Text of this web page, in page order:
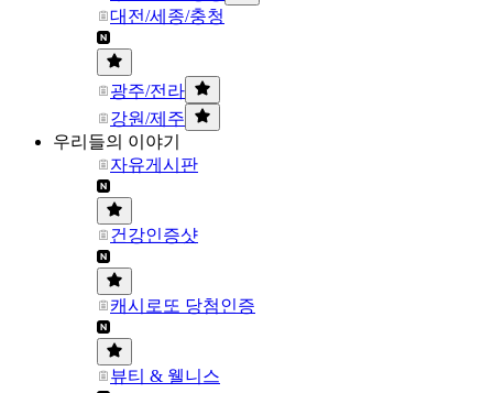
대전/세종/충청
광주/전라
강원/제주
우리들의 이야기
자유게시판
건강인증샷
캐시로또 당첨인증
뷰티 & 웰니스